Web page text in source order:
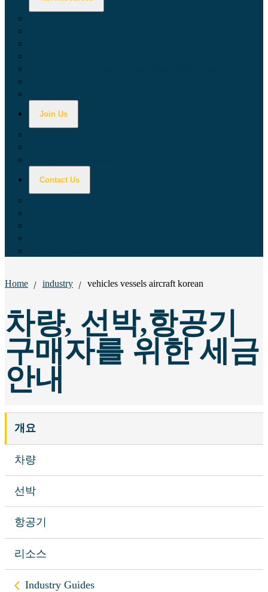
Join Us
Contact Us
Breadcrumbs:
Home industry vehicles vessels aircraft korean
차량, 선박,항공기
구매자를 위한 세금
안내
개요
차량
선박
항공기
리소스
Back to
Industry Guides